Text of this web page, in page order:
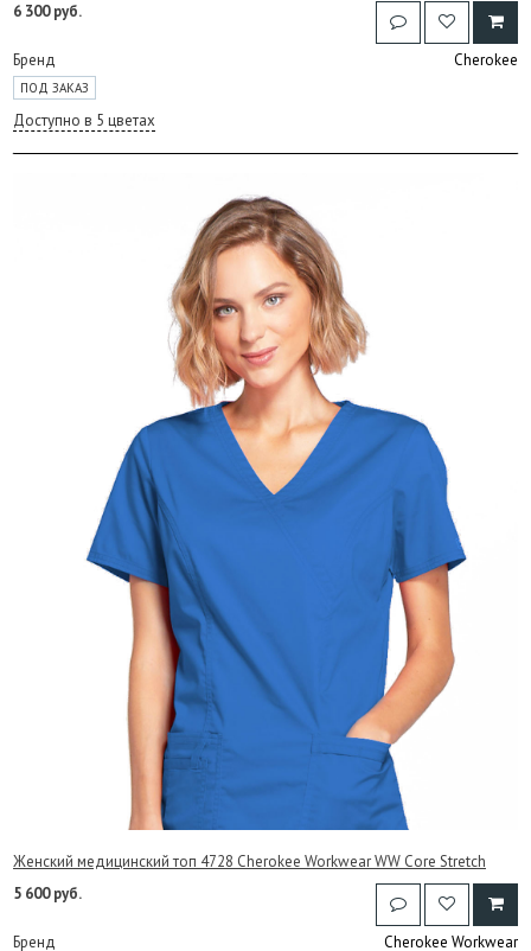
6 300 руб.
Бренд Cherokee
ПОД ЗАКАЗ
Доступно в 5 цветах
Женский медицинский топ 4728 Cherokee Workwear WW Core Stretch
5 600 руб.
Бренд Cherokee Workwear